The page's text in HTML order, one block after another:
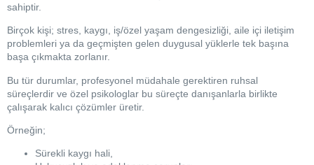
sahiptir.
Birçok kişi; stres, kaygı, iş/özel yaşam dengesizliği, aile içi iletişim
problemleri ya da geçmişten gelen duygusal yüklerle tek başına
başa çıkmakta zorlanır.
Bu tür durumlar, profesyonel müdahale gerektiren ruhsal
süreçlerdir ve özel psikologlar bu süreçte danışanlarla birlikte
çalışarak kalıcı çözümler üretir.
Örneğin;
Sürekli kaygı hali,